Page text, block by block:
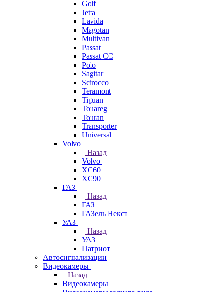
Golf
Jetta
Lavida
Magotan
Multivan
Passat
Passat CC
Polo
Sagitar
Scirocco
Teramont
Tiguan
Touareg
Touran
Transporter
Universal
Volvo
Назад
Volvo
XC60
XC90
ГАЗ
Назад
ГАЗ
ГАЗель Некст
УАЗ
Назад
УАЗ
Патриот
Автосигнализации
Видеокамеры
Назад
Видеокамеры